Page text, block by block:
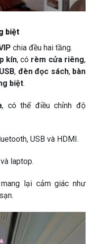
biệt
chia đều hai tầng.
kín, có rèm cửa riêng,
, đèn đọc sách, bàn
biệt.
, có thể điều chỉnh độ
USB và HDMI.
laptop.
lại cảm giác như